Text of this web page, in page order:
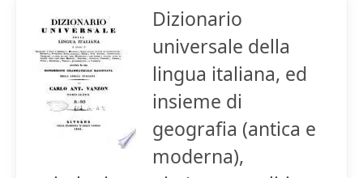
Dizionario
universale della
lingua italiana, ed
insieme di
geografia (antica e
moderna),